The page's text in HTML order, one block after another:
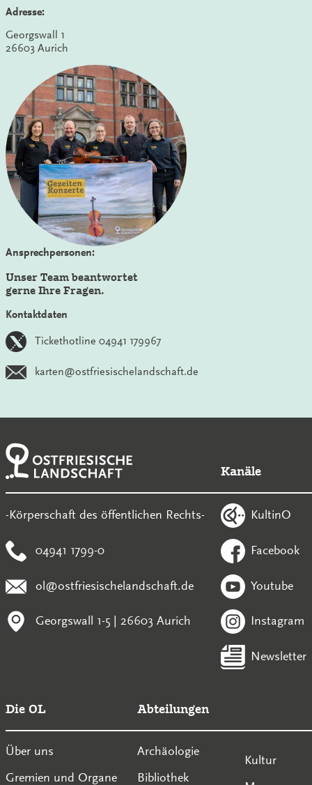
Adresse:
Georgswall 1
26603 Aurich
Ansprechpersonen:
Unser Team beantwortet
gerne Ihre Fragen.
Kontaktdaten
Tickethotline 04941 179967
karten@ostfriesischelandschaft.de
-Körperschaft des öffentlichen Rechts-
04941 1799-0
ol@ostfriesischelandschaft.de
Georgswall 1-5 | 26603 Aurich
Kanäle
KultinO
Facebook
Youtube
Instagram
Newsletter
Die OL
Über uns
Gremien und Organe
Abteilungen
Archäologie
Bibliothek
Kultur